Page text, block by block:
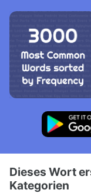
Dieses Wort
Kategorien